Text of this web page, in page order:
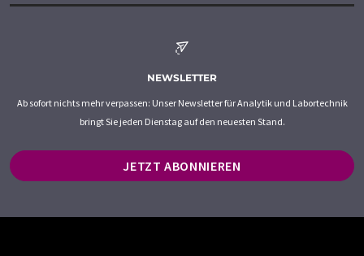
NEWSLETTER
Ab sofort nichts mehr verpassen: Unser Newsletter für Analytik und Labortechnik
bringt Sie jeden Dienstag auf den neuesten Stand.
JETZT ABONNIEREN